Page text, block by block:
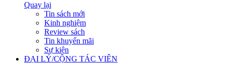
Quay lại
Tin sách mới
Kinh nghiệm
Review sách
Tin khuyến mãi
Sự kiện
ĐẠI LÝ/CỘNG TÁC VIÊN